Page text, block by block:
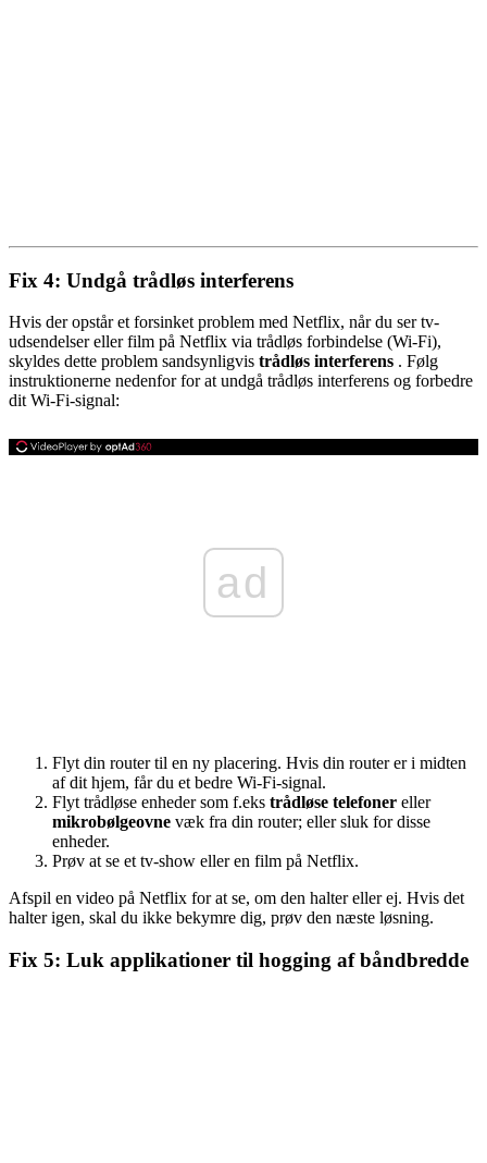
Fix 4: Undgå trådløs interferens
Hvis der opstår et forsinket problem med Netflix, når du ser tv-
udsendelser eller film på Netflix via trådløs forbindelse (Wi-Fi),
skyldes dette problem sandsynligvis trådløs interferens . Følg
instruktionerne nedenfor for at undgå trådløs interferens og forbedre
dit Wi-Fi-signal:
ad
Flyt din router til en ny placering. Hvis din router er i midten
af ​​dit hjem, får du et bedre Wi-Fi-signal.
Flyt trådløse enheder som f.eks trådløse telefoner eller
mikrobølgeovne væk fra din router; eller sluk for disse
enheder.
Prøv at se et tv-show eller en film på Netflix.
Afspil en video på Netflix for at se, om den halter eller ej. Hvis det
halter igen, skal du ikke bekymre dig, prøv den næste løsning.
Fix 5: Luk applikationer til hogging af båndbredde